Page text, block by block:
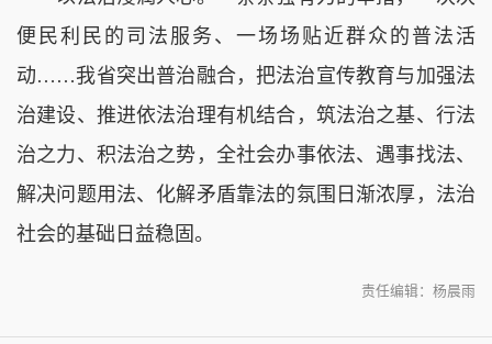
便民利民的司法服务、一场场贴近群众的普法活
动……我省突出普治融合，把法治宣传教育与加强法
治建设、推进依法治理有机结合，筑法治之基、行法
治之力、积法治之势，全社会办事依法、遇事找法、
解决问题用法、化解矛盾靠法的氛围日渐浓厚，法治
社会的基础日益稳固。
责任编辑：杨晨雨